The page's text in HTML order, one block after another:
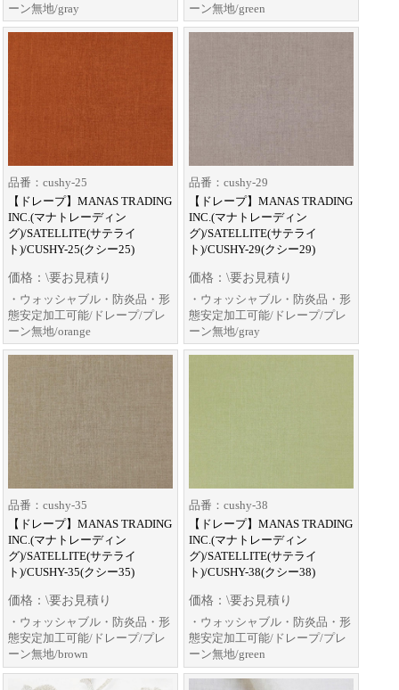
ーン無地/gray
ーン無地/green
品番：cushy-25
【ドレープ】MANAS TRADING
INC.(マナトレーディン
グ)/SATELLITE(サテライ
ト)/CUSHY-25(クシー25)
価格：\要お見積り
・ウォッシャブル・防炎品・形
態安定加工可能/ドレープ/プレ
ーン無地/orange
品番：cushy-29
【ドレープ】MANAS TRADING
INC.(マナトレーディン
グ)/SATELLITE(サテライ
ト)/CUSHY-29(クシー29)
価格：\要お見積り
・ウォッシャブル・防炎品・形
態安定加工可能/ドレープ/プレ
ーン無地/gray
品番：cushy-35
【ドレープ】MANAS TRADING
INC.(マナトレーディン
グ)/SATELLITE(サテライ
ト)/CUSHY-35(クシー35)
価格：\要お見積り
・ウォッシャブル・防炎品・形
態安定加工可能/ドレープ/プレ
ーン無地/brown
品番：cushy-38
【ドレープ】MANAS TRADING
INC.(マナトレーディン
グ)/SATELLITE(サテライ
ト)/CUSHY-38(クシー38)
価格：\要お見積り
・ウォッシャブル・防炎品・形
態安定加工可能/ドレープ/プレ
ーン無地/green